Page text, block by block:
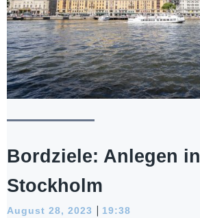
Bordziele: Anlegen in
Stockholm
August 28, 2023 | 19:38